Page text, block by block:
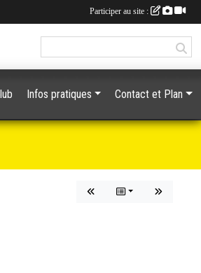
Infos pratiques Contact et Plan
Participer au site :